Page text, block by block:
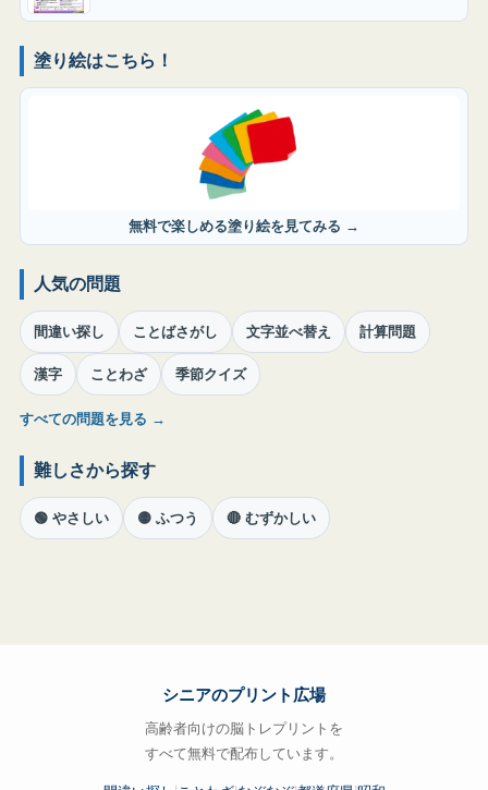
塗り絵はこちら！
無料で楽しめる塗り絵を見てみる →
人気の問題
間違い探し ことばさがし 文字並べ替え 計算問題
漢字 ことわざ 季節クイズ
すべての問題を見る →
難しさから探す
🟢 やさしい 🟡 ふつう 🔴 むずかしい
シニアのプリント広場
高齢者向けの脳トレプリントを
すべて無料で配布しています。